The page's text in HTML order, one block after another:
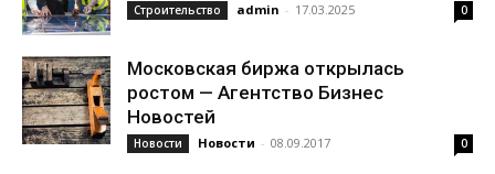
Строительство admin - 17.03.2025 0
Московская биржа открылась
ростом — Агентство Бизнес
Новостей
Новости Новости - 08.09.2017 0